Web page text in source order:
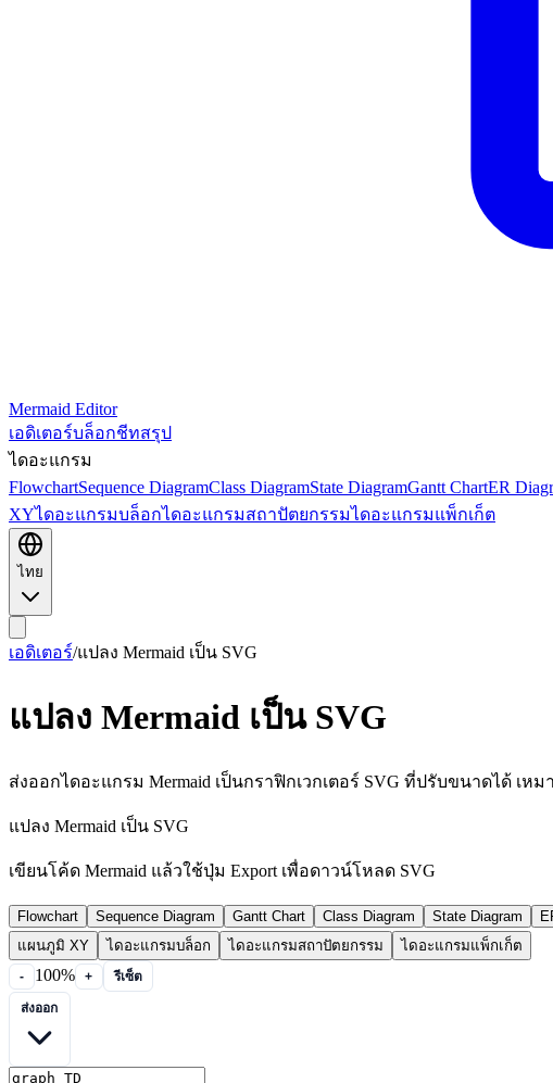
Mermaid Editor
เอดิเตอร์บล็อกชีทสรุป
ไดอะแกรม
FlowchartSequence DiagramClass DiagramState DiagramGantt ChartER
XYไดอะแกรมบล็อกไดอะแกรมสถาปัตยกรรมไดอะแกรมแพ็กเก็ต
ไทย
เอดิเตอร์/แปลง Mermaid เป็น SVG
แปลง Mermaid เป็น SVG
ส่งออกไดอะแกรม Mermaid เป็นกราฟิกเวกเตอร์ SVG ที่ปรับขนาดได้ เห
แปลง Mermaid เป็น SVG
เขียนโค้ด Mermaid แล้วใช้ปุ่ม Export เพื่อดาวน์โหลด SVG
Flowchart Sequence Diagram Gantt Chart Class Diagram State Diagram
แผนภูมิ XY
ไดอะแกรมบล็อก ไดอะแกรมสถาปัตยกรรม ไดอะแกรมแพ็กเก็ต
- 100% + รีเซ็ต